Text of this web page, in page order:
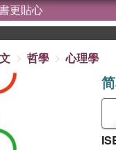
更貼心
哲學 心理學